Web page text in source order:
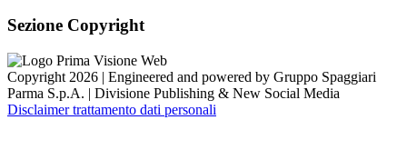
Sezione Copyright
Copyright 2026 | Engineered and powered by Gruppo Spaggiari
Parma S.p.A. | Divisione Publishing & New Social Media
Disclaimer trattamento dati personali